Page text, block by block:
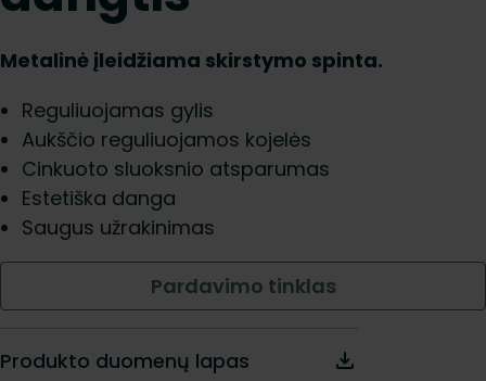
Metalinė įleidžiama skirstymo spinta.
Reguliuojamas gylis
Aukščio reguliuojamos kojelės
Cinkuoto sluoksnio atsparumas
Estetiška danga
Saugus užrakinimas
Pardavimo tinklas
Produkto duomenų lapas